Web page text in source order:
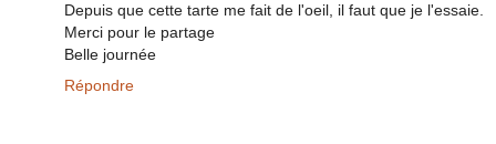
Depuis que cette tarte me fait de l'oeil, il faut que je l'essaie.
Merci pour le partage
Belle journée
Répondre